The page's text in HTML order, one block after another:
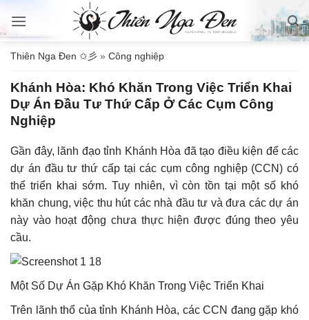
qua
dungThiên Nga Đen ✩彡 » Công nghiệp
Khánh Hòa: Khó Khăn Trong Việc Triển Khai
Dự Án Đầu Tư Thứ Cấp Ở Các Cụm Công
Nghiệp
Gần đây, lãnh đạo tỉnh Khánh Hòa đã tạo điều kiện để các
dự án đầu tư thứ cấp tại các cụm công nghiệp (CCN) có
thể triển khai sớm. Tuy nhiên, vì còn tồn tại một số khó
khăn chung, việc thu hút các nhà đầu tư và đưa các dự án
này vào hoạt động chưa thực hiện được đúng theo yêu
cầu.
Một Số Dự Án Gặp Khó Khăn Trong Việc Triển Khai
Trên lãnh thổ của tỉnh Khánh Hòa, các CCN đang gặp khó